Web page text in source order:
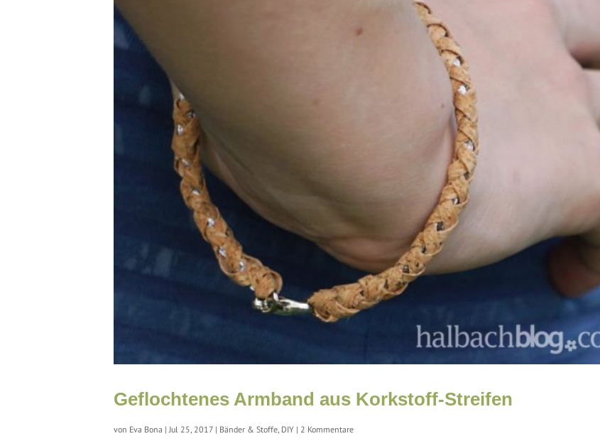
Geflochtenes Armband aus Korkstoff-Streifen
von Eva Bona | Jul 25, 2017 | Bänder & Stoffe DIY | 2 Kommentare